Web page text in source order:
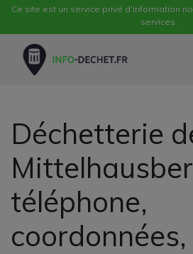
Ce site est un service privé d'information
services.
Déchetterie
téléphone,